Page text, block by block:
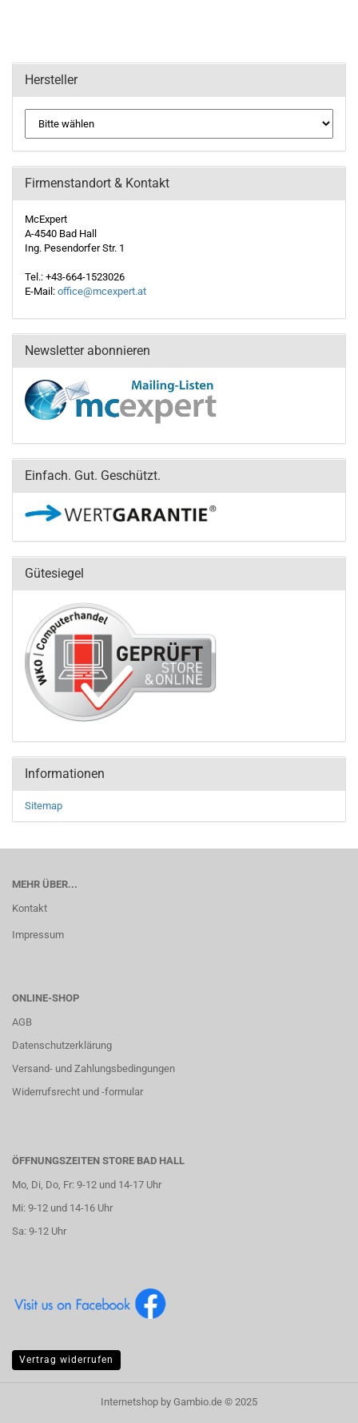
Hersteller
Firmenstandort & Kontakt
McExpert
A-4540 Bad Hall
Ing. Pesendorfer Str. 1
Tel.: +43-664-1523026
E-Mail: office@mcexpert.at
Newsletter abonnieren
Einfach. Gut. Geschützt.
Gütesiegel
Informationen
Sitemap
MEHR ÜBER...
Kontakt
Impressum
ONLINE-SHOP
AGB
Datenschutzerklärung
Versand- und Zahlungsbedingungen
Widerrufsrecht und -formular
ÖFFNUNGSZEITEN STORE BAD HALL
Mo, Di, Do, Fr: 9-12 und 14-17 Uhr
Mi: 9-12 und 14-16 Uhr
Sa: 9-12 Uhr
Vertrag widerrufen
Internetshop by Gambio.de © 2025